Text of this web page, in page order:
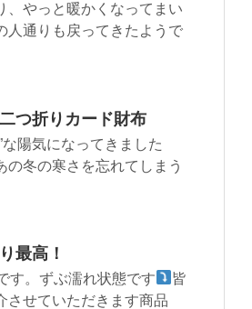
、やっと暖かくなってまい
人通りも戻ってきたようで
つ折りカード財布
陽気になってきました
冬の寒さを忘れてしまう
最高！
す。ずぶ濡れ状態です
皆
させていただきます商品